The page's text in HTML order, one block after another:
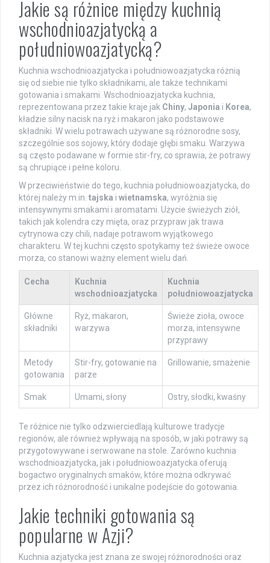
Jakie są różnice między kuchnią
wschodnioazjatycką a
południowoazjatycką?
Kuchnia wschodnioazjatycka i południowoazjatycka różnią
się od siebie nie tylko składnikami, ale także technikami
gotowania i smakami. Wschodnioazjatycka kuchnia,
reprezentowana przez takie kraje jak Chiny, Japonia i Korea,
kładzie silny nacisk na ryż i makaron jako podstawowe
składniki. W wielu potrawach używane są różnorodne sosy,
szczególnie sos sojowy, który dodaje głębi smaku. Warzywa
są często podawane w formie stir-fry, co sprawia, że potrawy
są chrupiące i pełne koloru.
W przeciwieństwie do tego, kuchnia południowoazjatycka, do
której należy m.in. tajska i wietnamska, wyróżnia się
intensywnymi smakami i aromatami. Użycie świeżych ziół,
takich jak kolendra czy mięta, oraz przypraw jak trawa
cytrynowa czy chili, nadaje potrawom wyjątkowego
charakteru. W tej kuchni często spotykamy też świeże owoce
morza, co stanowi ważny element wielu dań.
Cecha
Kuchnia
wschodnioazjatycka
Kuchnia
południowoazjatycka
Główne
składniki
Ryż, makaron,
warzywa
Świeże zioła, owoce
morza, intensywne
przyprawy
Metody
gotowania
Stir-fry, gotowanie na
parze
Grillowanie, smażenie
Smak Umami, słony Ostry, słodki, kwaśny
Te różnice nie tylko odzwierciedlają kulturowe tradycje
regionów, ale również wpływają na sposób, w jaki potrawy są
przygotowywane i serwowane na stole. Zarówno kuchnia
wschodnioazjatycka, jak i południowoazjatycka oferują
bogactwo oryginalnych smaków, które można odkrywać
przez ich różnorodność i unikalne podejście do gotowania.
Jakie techniki gotowania są
popularne w Azji?
Kuchnia azjatycka jest znana ze swojej różnorodności oraz